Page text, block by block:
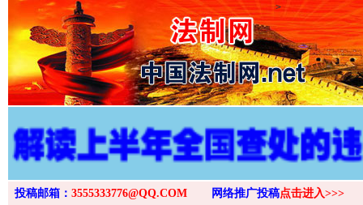
>
投稿邮箱： 3555333776@QQ.COM 网络推广投稿点击进入>>>